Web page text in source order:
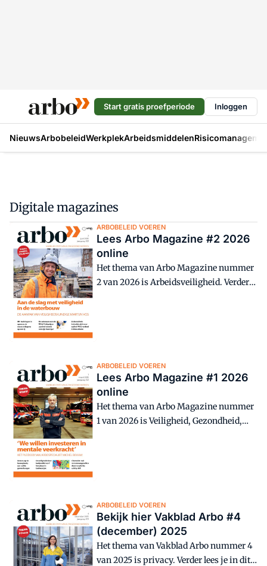
Start gratis proefperiode Inloggen
NieuwsArbobeleidWerkplekArbeidsmiddelen
Digitale magazines
ARBOBELEID VOEREN
Lees Arbo Magazine #2 2026
online
Het thema van Arbo Magazine nummer
2 van 2026 is Arbeidsveiligheid. Verder
ARBOBELEID VOEREN
Lees Arbo Magazine #1 2026
online
Het thema van Arbo Magazine nummer
1 van 2026 is Veiligheid, Gezondheid,
ARBOBELEID VOEREN
Bekijk hier Vakblad Arbo #4
(december) 2025
Het thema van Vakblad Arbo nummer 4
van 2025 is privacy. Verder lees je in dit